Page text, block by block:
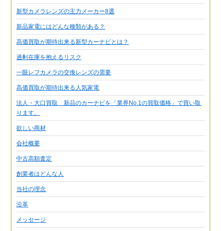
新型カメラレンズの主力メーカー8選
新品家電にはどんな種類がある？
高価買取が期待出来る新型カーナビとは？
過剰在庫を抱えるリスク
一眼レフカメラの交換レンズの需要
高価買取が期待出来る人気家電
法人・大口買取 新品のカーナビを「業界No.1の買取価格」で買い取
ります。
欲しい商材
会社概要
中古高額査定
創業者はどんな人
当社の理念
沿革
メッセージ